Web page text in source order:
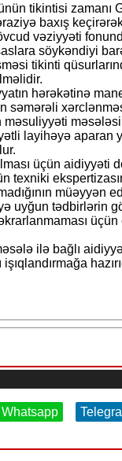
tikintisi zamanı
baxış
vəziyyəti
söykəndiyi
tikinti
hərəkətinə
səmərəli
layihəyə aparan
üçün aidiyyəti
texniki
müəyyən
uyğun tədbirlərin
ilə bağlı
Whatsapp